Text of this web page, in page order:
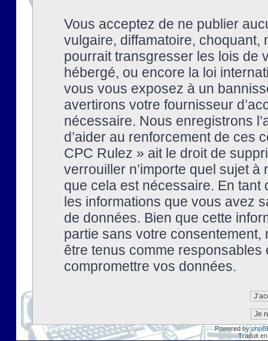
Vous acceptez de ne publier
vulgaire, diffamatoire, choquant,
pourrait transgresser les lois de
hébergé, ou encore la loi
vous vous exposez à un
avertirons votre fournisseur
nécessaire. Nous enregistrons
d’aider au renforcement de ces
CPC Rulez » ait le droit de
verrouiller n’importe quel sujet à
que cela est nécessaire. En tant
les informations que vous avez
de données. Bien que cette
partie sans votre
être tenus comme
compromettre vos données.
Powered by
Traduit